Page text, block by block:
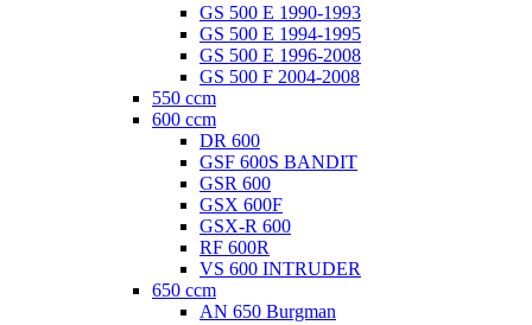
GS 500 E 1990-1993
GS 500 E 1994-1995
GS 500 E 1996-2008
GS 500 F 2004-2008
550 ccm
600 ccm
DR 600
GSF 600S BANDIT
GSR 600
GSX 600F
GSX-R 600
RF 600R
VS 600 INTRUDER
650 ccm
AN 650 Burgman